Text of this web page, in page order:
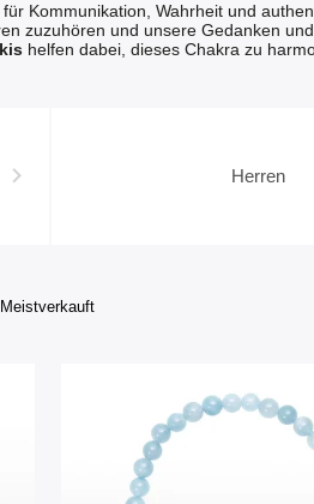
Kommunikation, Wahrheit und
zuzuhören und unsere Gedanken
helfen dabei, dieses Chakra zu
Herren
Meistverkauft